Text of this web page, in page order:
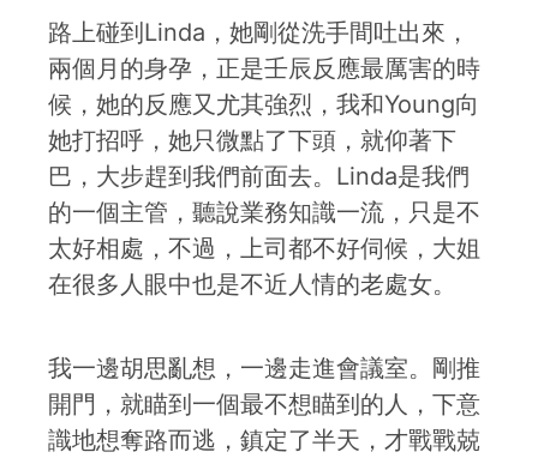
路上碰到Linda，她剛從洗手間吐出來，
兩個月的身孕，正是壬辰反應最厲害的時
候，她的反應又尤其強烈，我和Young向
她打招呼，她只微點了下頭，就仰著下
巴，大步趕到我們前面去。Linda是我們
的一個主管，聽說業務知識一流，只是不
太好相處，不過，上司都不好伺候，大姐
在很多人眼中也是不近人情的老處女。
我一邊胡思亂想，一邊走進會議室。剛推
開門，就瞄到一個最不想瞄到的人，下意
識地想奪路而逃，鎮定了半天，才戰戰兢